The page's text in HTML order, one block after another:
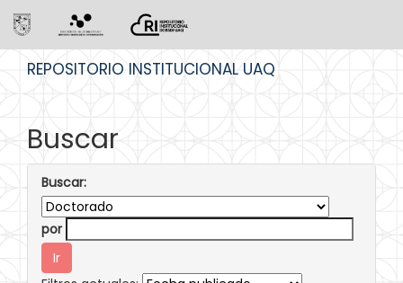
REPOSITORIO INSTITUCIONAL UAQ
Buscar
Buscar:
por